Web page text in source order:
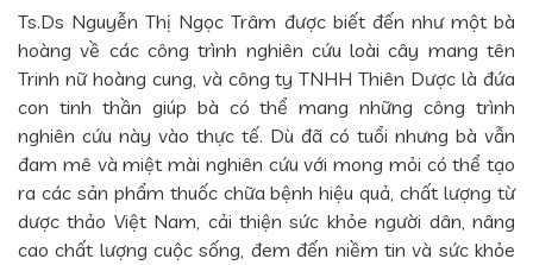
Ts.Ds Nguyễn Thị Ngọc Trâm được biết đến như một bà
hoàng về các công trình nghiên cứu loài cây mang tên
Trinh nữ hoàng cung, và công ty TNHH Thiên Dược là đứa
con tinh thần giúp bà có thể mang những công trình
nghiên cứu này vào thực tế. Dù đã có tuổi nhưng bà vẫn
đam mê và miệt mài nghiên cứu với mong mỏi có thể tạo
ra các sản phẩm thuốc chữa bệnh hiệu quả, chất lượng từ
dược thảo Việt Nam, cải thiện sức khỏe người dân, nâng
cao chất lượng cuộc sống, đem đến niềm tin và sức khỏe